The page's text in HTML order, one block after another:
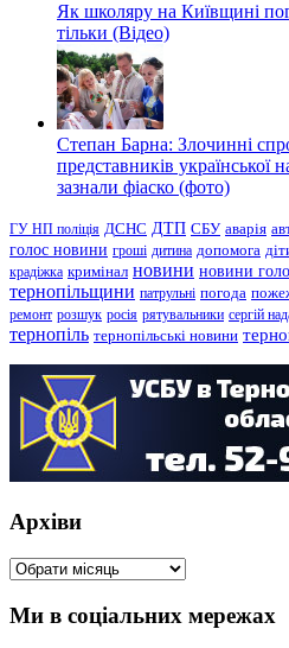
Як школяру на Київщині
тільки (Відео)
Степан Барна: Злочинні
представників української
зазнали фіаско (фото)
ГУ НП поліція ДСНС ДТП СБУ аварія
голос новини гроші дитина допомога
крадіжка кримінал новини новини
тернопільщини патрульні погода
ремонт розшук росія рятувальники сергій
тернопіль тернопільські новини
Архіви
Архіви
Ми в соціальних мережах